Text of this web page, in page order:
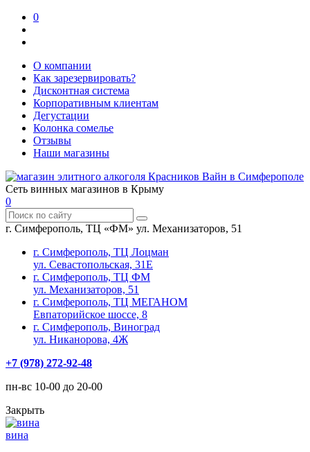
0
О компании
Как зарезервировать?
Дисконтная система
Корпоративным клиентам
Дегустации
Колонка сомелье
Отзывы
Наши магазины
Сеть винных магазинов в Крыму
0
г. Симферополь, ТЦ «ФМ» ул. Механизаторов, 51
г. Симферополь, ТЦ Лоцман
ул. Севастопольская, 31Е
г. Симферополь, ТЦ ФМ
ул. Механизаторов, 51
г. Симферополь, ТЦ МЕГАНОМ
Евпаторийское шоссе, 8
г. Симферополь, Виноград
ул. Никанорова, 4Ж
+7 (978) 272-92-48
пн-вс 10-00 до 20-00
Закрыть
вина